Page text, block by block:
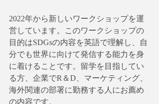
2022年から新しいワークショップを運
営しています。このワークショップの
目的はSDGsの内容を英語で理解し、自
分でも世界に向けて発信する能力を身
に着けることです。留学を目指してい
る方、企業でR＆D、マーケティング、
海外関連の部署に勤務する人にお薦め
の内容です。